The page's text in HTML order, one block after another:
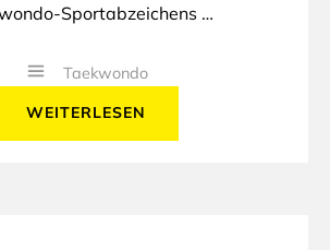
Sportabzeichens …
Taekwondo
WEITERLESEN